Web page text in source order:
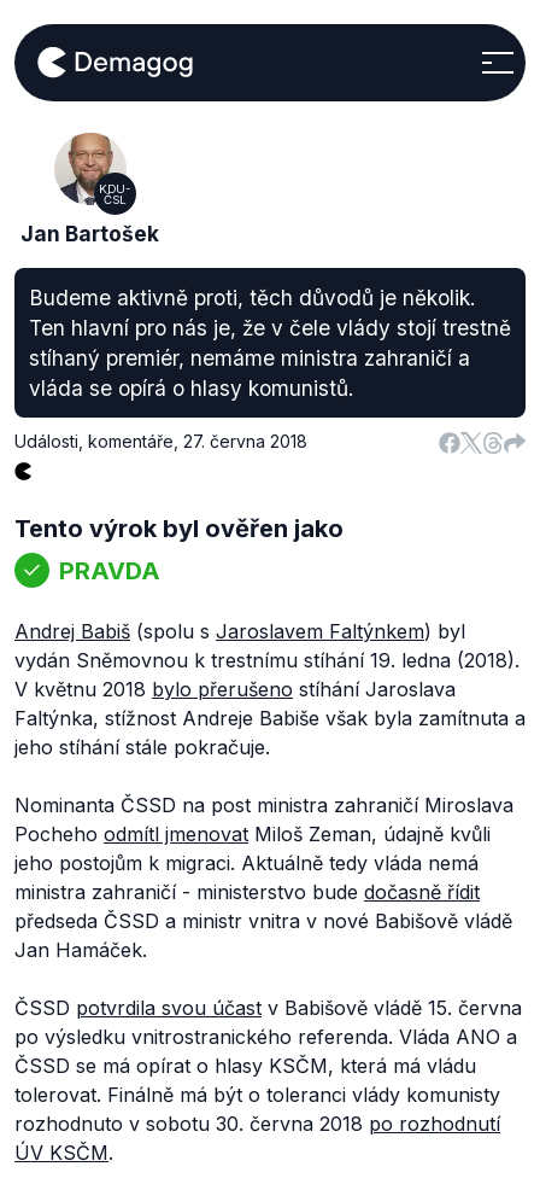
KDU-
ČSL
Jan Bartošek
Budeme aktivně proti, těch důvodů je několik.
Ten hlavní pro nás je, že v čele vlády stojí trestně
stíhaný premiér, nemáme ministra zahraničí a
vláda se opírá o hlasy komunistů.
Události, komentáře 27. června 2018
Tento výrok byl ověřen jako
PRAVDA
Andrej Babiš (spolu s Jaroslavem Faltýnkem) byl
vydán Sněmovnou k trestnímu stíhání 19. ledna (2018).
V květnu 2018 bylo přerušeno stíhání Jaroslava
Faltýnka, stížnost Andreje Babiše však byla zamítnuta a
jeho stíhání stále pokračuje.
Nominanta ČSSD na post ministra zahraničí Miroslava
Pocheho odmítl jmenovat Miloš Zeman, údajně kvůli
jeho postojům k migraci. Aktuálně tedy vláda nemá
ministra zahraničí - ministerstvo bude dočasně řídit
předseda ČSSD a ministr vnitra v nové Babišově vládě
Jan Hamáček.
ČSSD potvrdila svou účast v Babišově vládě 15. června
po výsledku vnitrostranického referenda. Vláda ANO a
ČSSD se má opírat o hlasy KSČM, která má vládu
tolerovat. Finálně má být o toleranci vlády komunisty
rozhodnuto v sobotu 30. června 2018 po rozhodnutí
ÚV KSČM.